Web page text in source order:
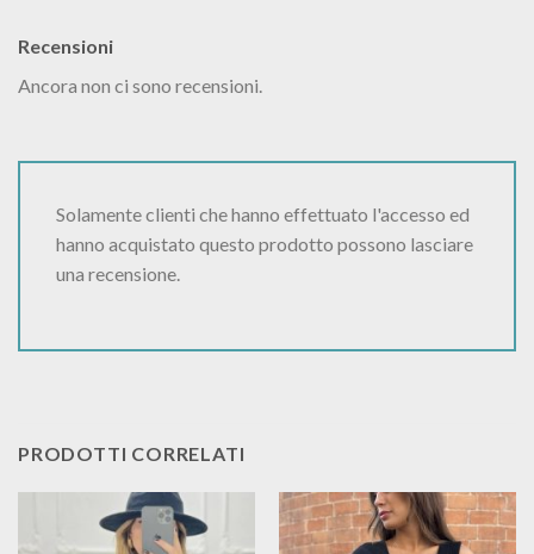
Recensioni
Ancora non ci sono recensioni.
Solamente clienti che hanno effettuato l'accesso ed
hanno acquistato questo prodotto possono lasciare
una recensione.
PRODOTTI CORRELATI